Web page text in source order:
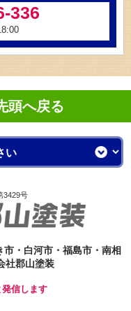
336
頭へ戻る
3429号
・白河市・福島市・南相
社郡山塗装
信します